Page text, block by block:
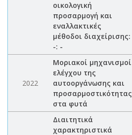
οικολογική
προσαρμογή και
εναλλακτικές
μέθοδοι διαχείρισης:
-: -
2022
Μοριακοί μηχανισμοί
ελέγχου της
αυτοοργάνωσης και
προσαρμοστικότητας
στα φυτά
Διαιτητικά
χαρακτηριστικά